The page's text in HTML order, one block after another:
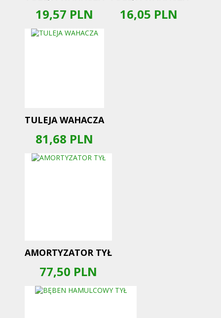
19,57 PLN 16,05 PLN
TULEJA WAHACZA
81,68 PLN
AMORTYZATOR TYŁ
77,50 PLN